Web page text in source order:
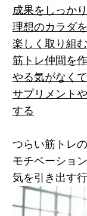
成果をしっか
理想のカラダ
楽しく取り組
筋トレ仲間を
やる気がなく
サプリメント
する
つらい筋トレ
モチベーショ
気を引き出す